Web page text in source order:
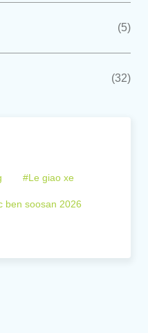
(5)
(32)
#Le giao xe
ben soosan 2026